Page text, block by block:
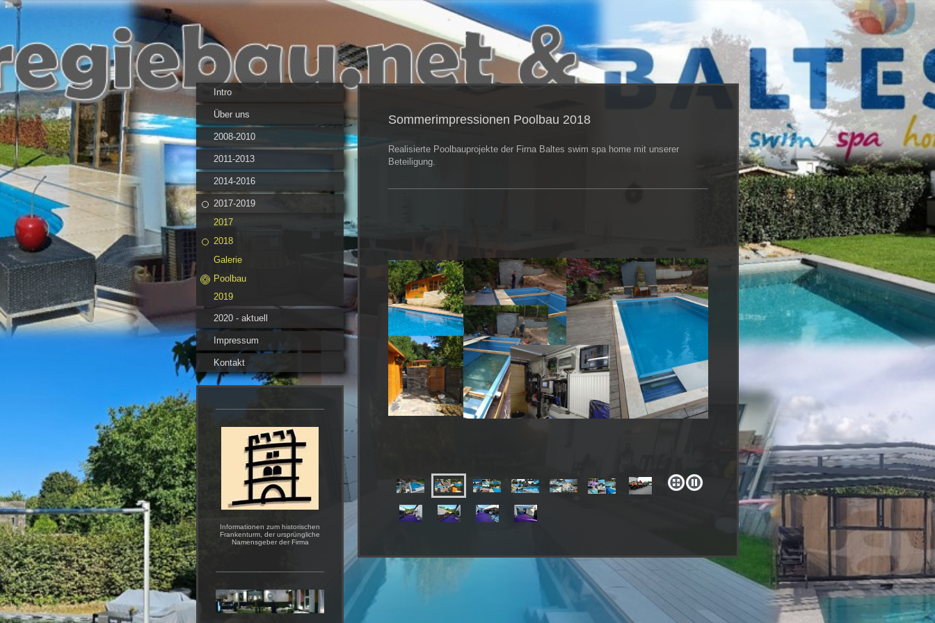
Intro
Über uns
2008-2010
2011-2013
2014-2016
2017-2019
2017
2018
Galerie
Poolbau
2019
2020 - aktuell
Impressum
Kontakt
Informationen zum historischen
Frankenturm, der ursprüngliche
Namensgeber der Firma
Sommerimpressionen Poolbau 2018
Realisierte Poolbauprojekte der Firna Baltes swim spa home mit unserer
Beteiligung.